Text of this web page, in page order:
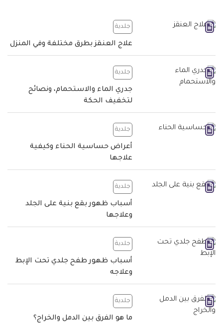
جلدية
علاج العنقز بطرق مختلفة وفي المنزل
جلدية
جدري الماء والاستحمام، ونصائح
لتخفيف الحكة
جلدية
أعراض حساسية الحناء وكيفية
علاجها
جلدية
أسباب ظهور بقع بنية على الجلد
وعلاجها
جلدية
أسباب ظهور طفح جلدي تحت الإبط
وعلاجه
جلدية
ما هو الفرق بين الدمل والخراج؟